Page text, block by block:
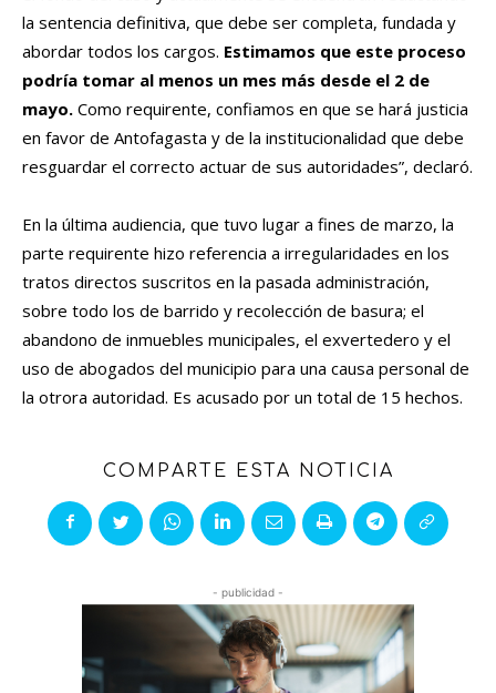
la sentencia definitiva, que debe ser completa, fundada y
abordar todos los cargos. Estimamos que este proceso
podría tomar al menos un mes más desde el 2 de
mayo. Como requirente, confiamos en que se hará justicia
en favor de Antofagasta y de la institucionalidad que debe
resguardar el correcto actuar de sus autoridades”, declaró.
En la última audiencia, que tuvo lugar a fines de marzo, la
parte requirente hizo referencia a irregularidades en los
tratos directos suscritos en la pasada administración,
sobre todo los de barrido y recolección de basura; el
abandono de inmuebles municipales, el exvertedero y el
uso de abogados del municipio para una causa personal de
la otrora autoridad. Es acusado por un total de 15 hechos.
COMPARTE ESTA NOTICIA
- publicidad -